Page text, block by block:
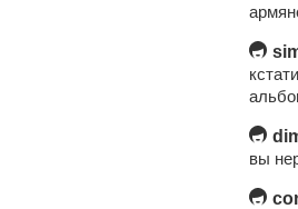
вы